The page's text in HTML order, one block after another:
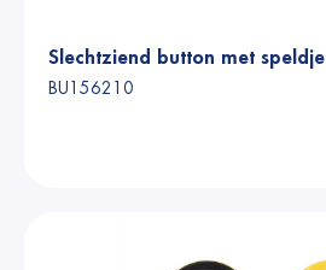
Slechtziend button met speldje
BU156210